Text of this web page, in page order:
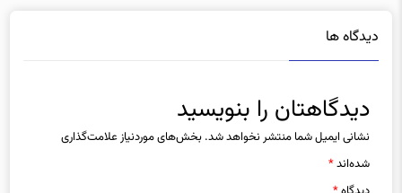
دیدگاه ها
دیدگاهتان را بنویسید
نشانی ایمیل شما منتشر نخواهد شد. بخش‌های موردنیاز علامت‌گذاری
شده‌اند*